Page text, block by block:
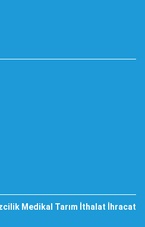
Medikal Tarım İthalat İhracat